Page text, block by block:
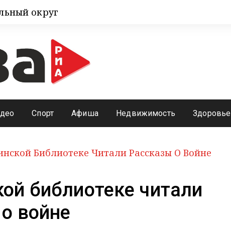
округ
Спорт Афиша Недвижимость Здоровье
Библиотеке Читали Рассказы О Войне
библиотеке читали
войне